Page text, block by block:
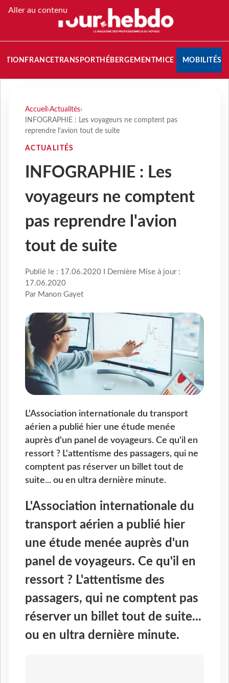
Aller au contenu
FRANCETRANSPORT HÉBERGEMENTMICE MOBILITÉS
Accueil ›Actualités›
INFOGRAPHIE : Les voyageurs ne comptent pas
reprendre l'avion tout de suite
ACTUALITÉS
INFOGRAPHIE : Les
voyageurs ne comptent
pas reprendre l'avion
tout de suite
Publié le : 17.06.2020 I Dernière Mise à jour :
17.06.2020
Par Manon Gayet
L'Association internationale du transport
aérien a publié hier une étude menée
auprès d'un panel de voyageurs. Ce qu'il en
ressort ? L'attentisme des passagers, qui ne
comptent pas réserver un billet tout de
suite... ou en ultra dernière minute.
L'Association internationale du
transport aérien a publié hier
une étude menée auprès d'un
panel de voyageurs. Ce qu'il en
ressort ? L'attentisme des
passagers, qui ne comptent pas
réserver un billet tout de suite...
ou en ultra dernière minute.